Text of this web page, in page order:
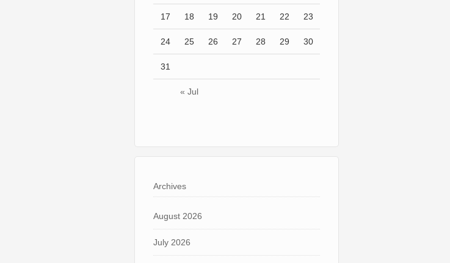
« Jul
17 18 19 20 21 22 23
24 25 26 27 28 29 30
31
Archives
August 2026
July 2026